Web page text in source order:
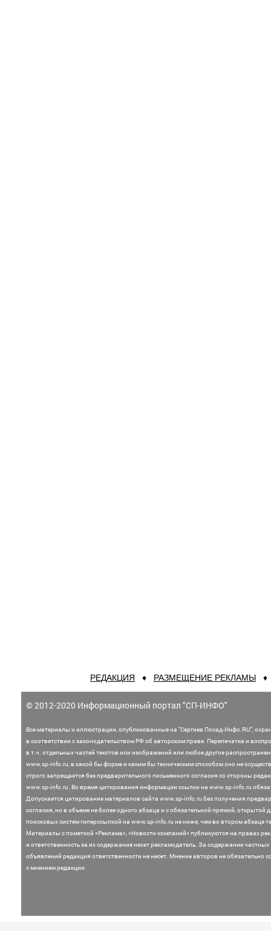
РЕДАКЦИЯ ♦ РАЗМЕЩЕНИЕ РЕКЛАМЫ
© 2012-2020 Информационный портал "СП-ИНФО"
Все материалы и иллюстрации,опубликованные на "Сергиев Посад-Инфо.RU",
в соответствии с законодательством РФ об авторском праве. Перепечатка и
в т.ч. отдельных частей текстов или изображений или любое другое
www.sp-info.ru, в какой бы форме и каким бы техническим способом оно не
строго запрещается без предварительного письменного согласия со стороны
www.sp-info.ru .Во время цитирования информации ссылки на www.sp-info.ru
Допускается цитирование материалов сайта www.sp-info.ru без получения
согласия, но в объеме не более одного абзаца и с обязательной прямой, открытой
поисковых систем гиперссылкой на www.sp-info.ru не ниже, чем во втором абзаце
Материалы с пометкой «Реклама», «Новости компаний» публикуются на правах
и ответственность за их содержание несет рекламодатель. За содержание частных
объявлений редакция ответственности не несет. Мнениеавторов не обязательно
с мнением редакции.